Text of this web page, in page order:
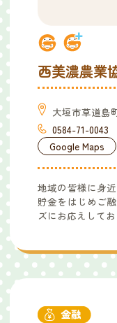
西美濃農業
大垣市草道島
0584-71-0043
Google Maps
地域の皆様に身
貯金をはじめご
ズにお応えしてお